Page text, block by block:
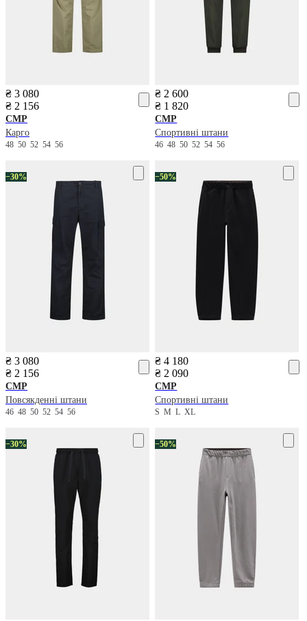
₴ 3 080
₴ 2 156
CMP
Карго
48 50 52 54 56
₴ 2 600
₴ 1 820
CMP
Спортивні штани
464850525456
−30%
₴ 3 080
₴ 2 156
CMP
Повсякденні штани
46 48 50 52 54 56
−50%
₴ 4 180
₴ 2 090
CMP
Спортивні штани
SMLXL
−30% −50%